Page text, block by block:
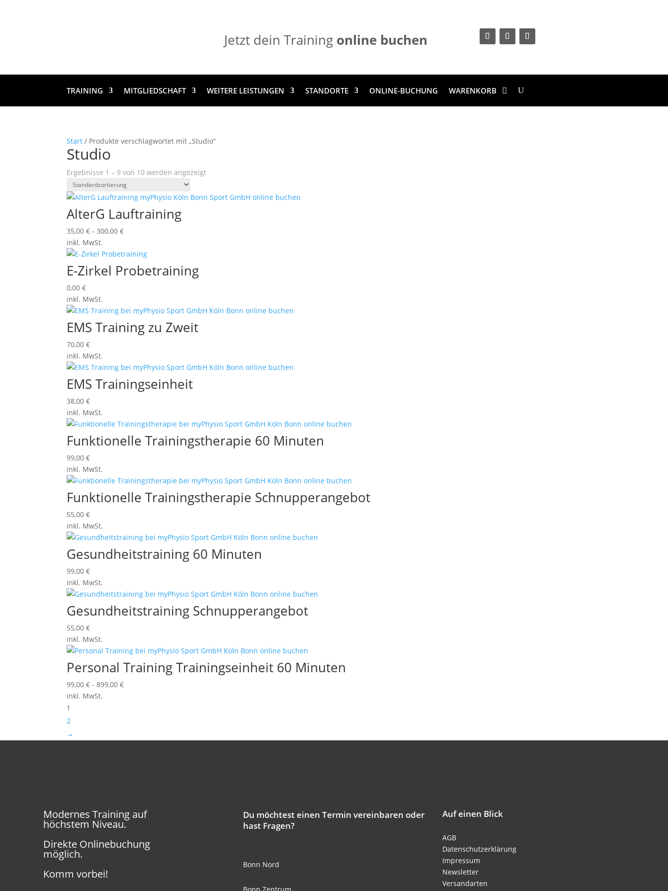
Jetzt dein Training online buchen
TRAINING MITGLIEDSCHAFT WEITERE LEISTUNGEN STANDORTE ONLINE-BUCHUNG WARENKORB
Start / Produkte verschlagwortet mit „Studio“
Studio
Ergebnisse 1 – 9 von 10 werden angezeigt
AlterG Lauftraining
35,00€ -300,00€
inkl. MwSt.
E-Zirkel Probetraining
0,00€
inkl. MwSt.
EMS Training zu Zweit
70,00€
inkl. MwSt.
EMS Trainingseinheit
38,00€
inkl. MwSt.
Funktionelle Trainingstherapie 60 Minuten
99,00€
inkl. MwSt.
Funktionelle Trainingstherapie Schnupperangebot
55,00€
inkl. MwSt.
Gesundheitstraining 60 Minuten
99,00€
inkl. MwSt.
Gesundheitstraining Schnupperangebot
55,00€
inkl. MwSt.
Personal Training Trainingseinheit 60 Minuten
99,00€ -899,00€
inkl. MwSt.
1
2
→
Modernes Training auf
höchstem Niveau.
Direkte Onlinebuchung
möglich.
Komm vorbei!
Du möchtest einen Termin vereinbaren oder
hast Fragen?
Bonn Nord
Bonn Zentrum
Auf einen Blick
AGB
Datenschutzerklärung
Impressum
Newsletter
Versandarten